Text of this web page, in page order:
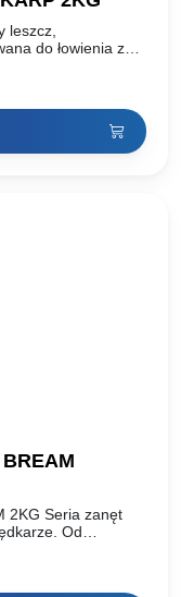
leszcz,
do łowienia z
2KG Seria zanęt
Od